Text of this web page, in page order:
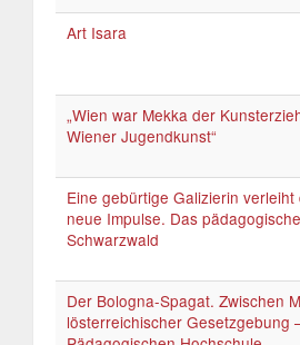
Art Isara
„Wien war Mekka der
Wiener Jugendkunst“
Eine gebürtige Galizierin verleiht
neue Impulse. Das
Schwarzwald
Der Bologna-Spagat. Zwischen
lösterreichischer Gesetzgebung